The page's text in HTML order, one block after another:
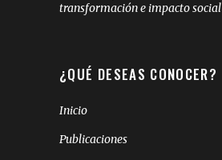
transformación e impacto social
¿QUÉ DESEAS CONOCER?
Inicio
Publicaciones